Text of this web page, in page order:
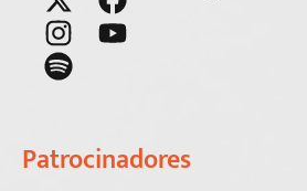
Patrocinadores